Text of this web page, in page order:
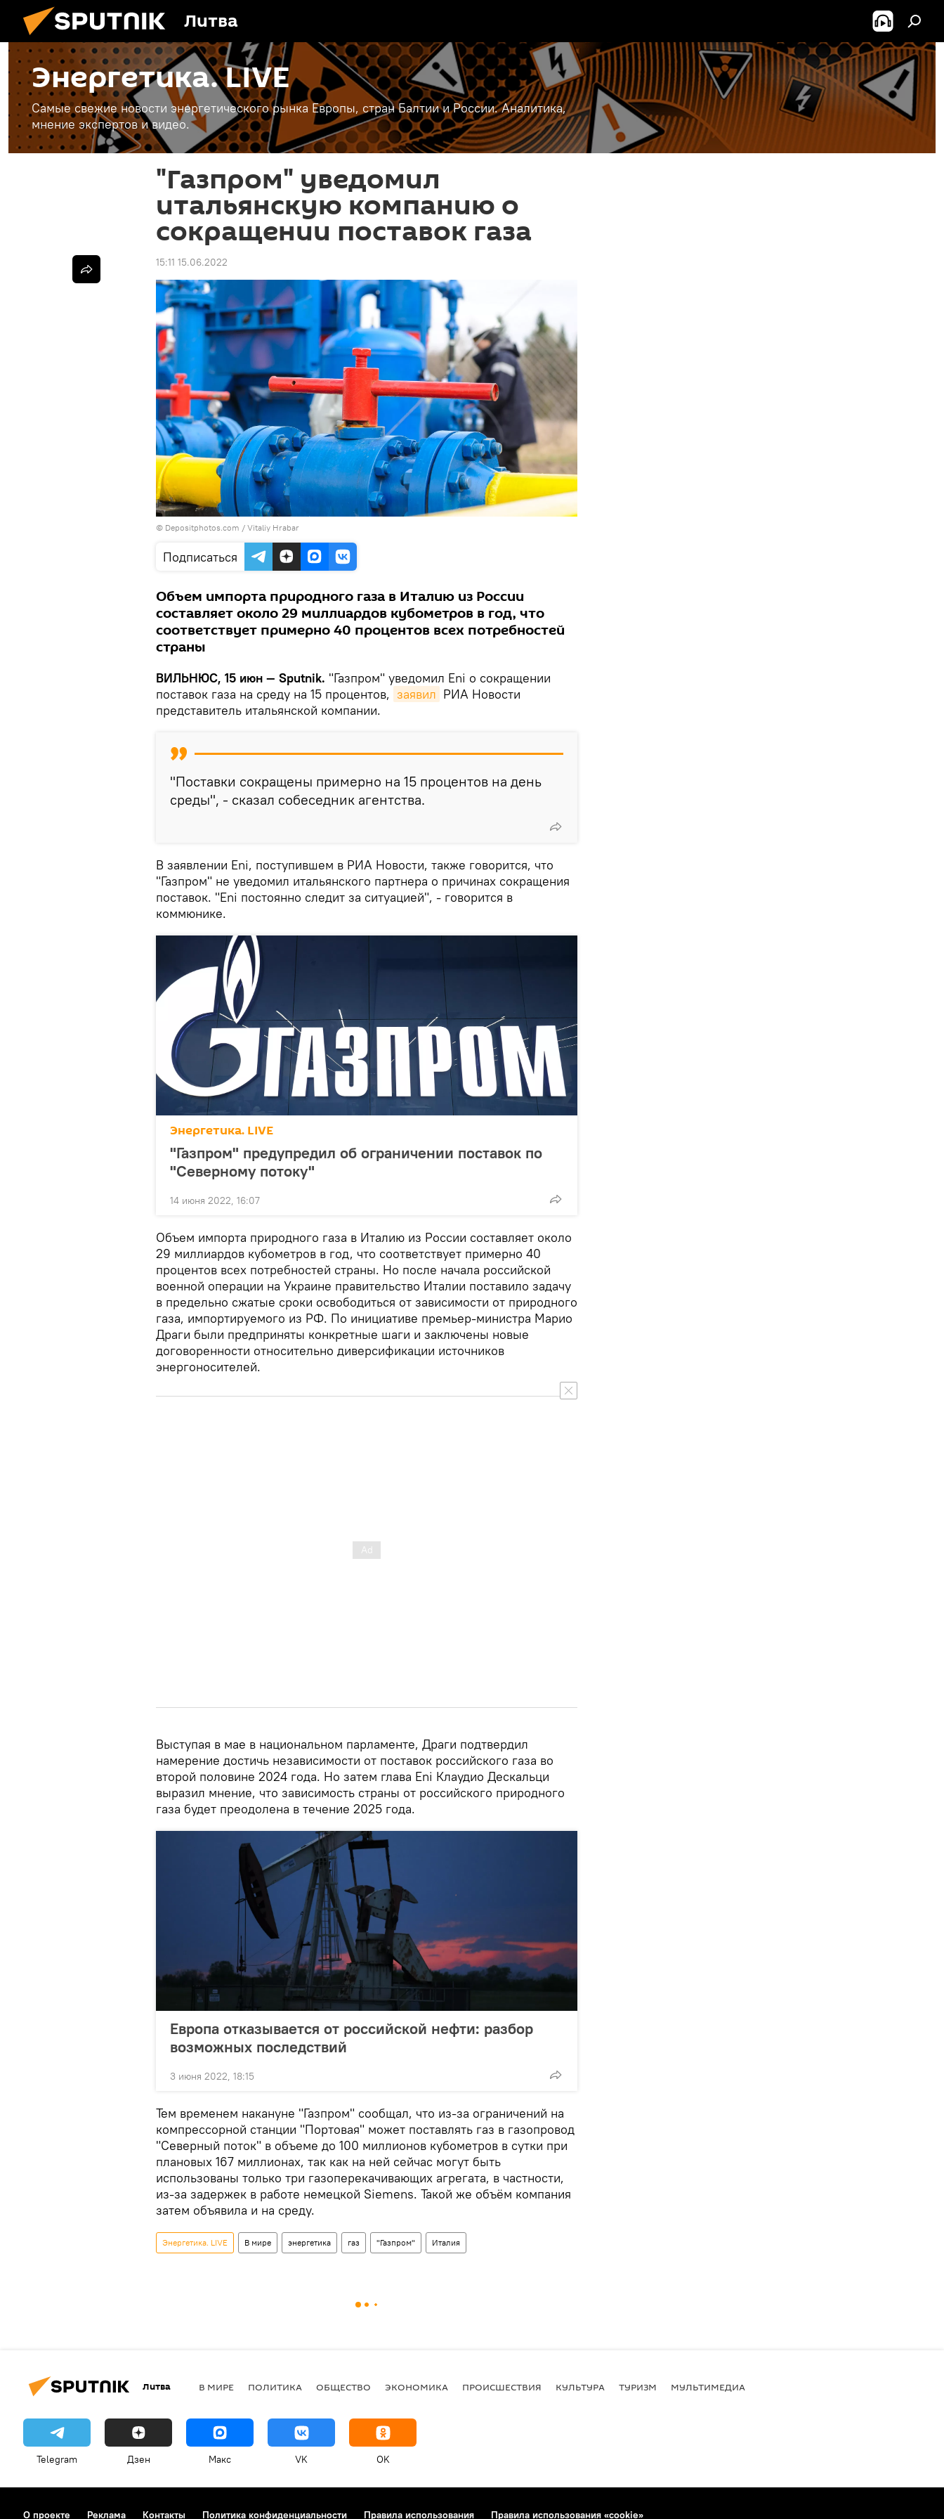
Литва
Энергетика. LIVE
Самые свежие новости энергетического рынка Европы, стран Балтии и России. Аналитика,
мнение экспертов и видео.
"Газпром" уведомил
итальянскую компанию о
сокращении поставок газа
15:11 15.06.2022
© Depositphotos.com / Vitaliy Hrabar
Подписаться
Объем импорта природного газа в Италию из России
составляет около 29 миллиардов кубометров в год, что
соответствует примерно 40 процентов всех потребностей
страны
ВИЛЬНЮС, 15 июн — Sputnik. "Газпром" уведомил Eni о сокращении
поставок газа на среду на 15 процентов, заявил РИА Новости
представитель итальянской компании.
"Поставки сокращены примерно на 15 процентов на день
среды", - сказал собеседник агентства.
В заявлении Eni, поступившем в РИА Новости, также говорится, что
"Газпром" не уведомил итальянского партнера о причинах сокращения
поставок. "Eni постоянно следит за ситуацией", - говорится в
коммюнике.
Энергетика. LIVE
"Газпром" предупредил об ограничении поставок по
"Северному потоку"
14 июня 2022, 16:07
Объем импорта природного газа в Италию из России составляет около
29 миллиардов кубометров в год, что соответствует примерно 40
процентов всех потребностей страны. Но после начала российской
военной операции на Украине правительство Италии поставило задачу
в предельно сжатые сроки освободиться от зависимости от природного
газа, импортируемого из РФ. По инициативе премьер-министра Марио
Драги были предприняты конкретные шаги и заключены новые
договоренности относительно диверсификации источников
энергоносителей.
Выступая в мае в национальном парламенте, Драги подтвердил
намерение достичь независимости от поставок российского газа во
второй половине 2024 года. Но затем глава Eni Клаудио Дескальци
выразил мнение, что зависимость страны от российского природного
газа будет преодолена в течение 2025 года.
Европа отказывается от российской нефти: разбор
возможных последствий
3 июня 2022, 18:15
Тем временем накануне "Газпром" сообщал, что из-за ограничений на
компрессорной станции "Портовая" может поставлять газ в газопровод
"Северный поток" в объеме до 100 миллионов кубометров в сутки при
плановых 167 миллионах, так как на ней сейчас могут быть
использованы только три газоперекачивающих агрегата, в частности,
из-за задержек в работе немецкой Siemens. Такой же объём компания
затем объявила и на среду.
Энергетика. LIVE В мире энергетика газ "Газпром" Италия
Литва В МИРЕ ПОЛИТИКА ОБЩЕСТВО ЭКОНОМИКА ПРОИСШЕСТВИЯ КУЛЬТУРА ТУРИЗМ МУЛЬТИМЕДИА
Telegram Дзен Макс VK OK
О проекте Реклама Контакты Политика конфиденциальности Правила использования Правила использования «cookie»